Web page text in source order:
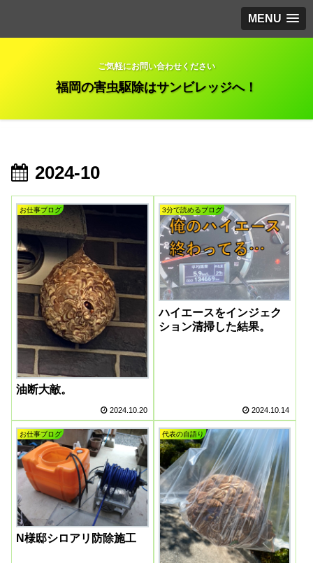
MENU
ご気軽にお問い合わせください
福岡の害虫駆除はサンビレッジへ！
2024-10
お仕事ブログ
油断大敵。
2024.10.20
3分で読めるブログ
ハイエースをインジェク
ション清掃した結果。
2024.10.14
お仕事ブログ
N様邸シロアリ防除施工
代表の自語り